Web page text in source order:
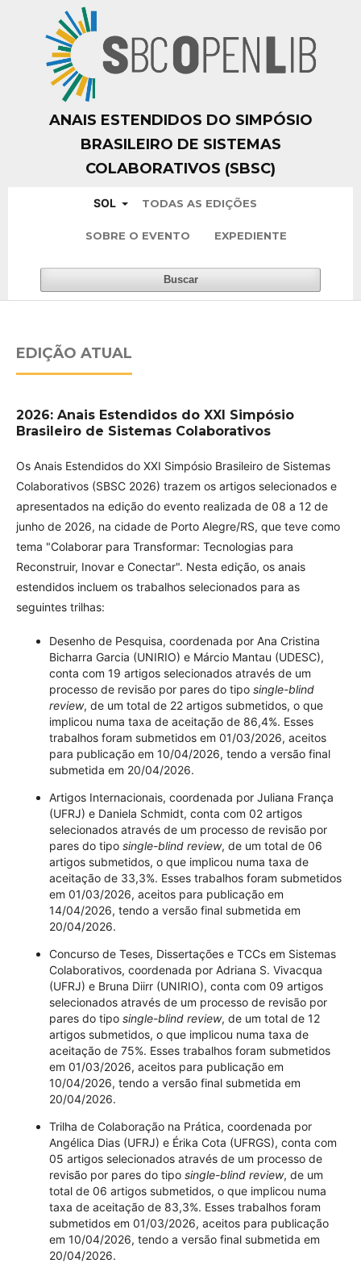
ANAIS ESTENDIDOS DO SIMPÓSIO
BRASILEIRO DE SISTEMAS
COLABORATIVOS (SBSC)
SOL TODAS AS EDIÇÕES
SOBRE O EVENTO EXPEDIENTE
Buscar
EDIÇÃO ATUAL
2026: Anais Estendidos do XXI Simpósio
Brasileiro de Sistemas Colaborativos
Os Anais Estendidos do XXI Simpósio Brasileiro de Sistemas
Colaborativos (SBSC 2026) trazem os artigos selecionados e
apresentados na edição do evento realizada de 08 a 12 de
junho de 2026, na cidade de Porto Alegre/RS, que teve como
tema "Colaborar para Transformar: Tecnologias para
Reconstruir, Inovar e Conectar". Nesta edição, os anais
estendidos incluem os trabalhos selecionados para as
seguintes trilhas:
Desenho de Pesquisa, coordenada por Ana Cristina
Bicharra Garcia (UNIRIO) e Márcio Mantau (UDESC),
conta com 19 artigos selecionados através de um
processo de revisão por pares do tipo single-blind
review, de um total de 22 artigos submetidos, o que
implicou numa taxa de aceitação de 86,4%. Esses
trabalhos foram submetidos em 01/03/2026, aceitos
para publicação em 10/04/2026, tendo a versão final
submetida em 20/04/2026.
Artigos Internacionais, coordenada por Juliana França
(UFRJ) e Daniela Schmidt, conta com 02 artigos
selecionados através de um processo de revisão por
pares do tipo single-blind review, de um total de 06
artigos submetidos, o que implicou numa taxa de
aceitação de 33,3%. Esses trabalhos foram submetidos
em 01/03/2026, aceitos para publicação em
14/04/2026, tendo a versão final submetida em
20/04/2026.
Concurso de Teses, Dissertações e TCCs em Sistemas
Colaborativos, coordenada por Adriana S. Vivacqua
(UFRJ) e Bruna Diirr (UNIRIO), conta com 09 artigos
selecionados através de um processo de revisão por
pares do tipo single-blind review, de um total de 12
artigos submetidos, o que implicou numa taxa de
aceitação de 75%. Esses trabalhos foram submetidos
em 01/03/2026, aceitos para publicação em
10/04/2026, tendo a versão final submetida em
20/04/2026.
Trilha de Colaboração na Prática, coordenada por
Angélica Dias (UFRJ) e Érika Cota (UFRGS), conta com
05 artigos selecionados através de um processo de
revisão por pares do tipo single-blind review, de um
total de 06 artigos submetidos, o que implicou numa
taxa de aceitação de 83,3%. Esses trabalhos foram
submetidos em 01/03/2026, aceitos para publicação
em 10/04/2026, tendo a versão final submetida em
20/04/2026.